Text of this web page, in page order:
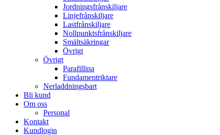
Jordningsfrånskiljare
Linjefrånskiljare
Lastfrånskiljare
Nollpunktsfrånskiljare
Smältsäkringar
Övrigt
Övrigt
Parafillina
Fundamentriktare
Nerladdningsbart
Bli kund
Om oss
Personal
Kontakt
Kundlogin